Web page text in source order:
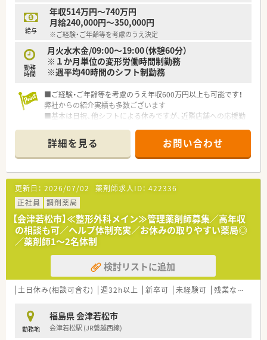
うことを大切にします。
給与
年収514万円～740万円
月給240,000円～350,000円
※ご経験・ご年齢等を考慮のうえ決定
勤務
時間
月火水木金/09:00～19:00（休憩60分）
※１か月単位の変形労働時間制勤務
※週平均40時間のシフト制勤務
■ご経験・ご年齢等を考慮のうえ年収600万円以上も可能です！
弊社からの紹介実績も多数ございます
■基本は日祝、他シフトによる休みですが、近隣店舗への応援勤
詳細を見る お問い合わせ
更新日： 2026/07/02 薬剤師求人ID： 422336
正社員
調剤薬局
【会津若松市】≪整形外科メイン≫管理薬剤師募集／高年収
の相談も可／ヘルプ体制充実／お休みの取りやすい薬局◎
／薬剤師1～2名体制
検討リストに追加
土日休み(相談可含む) 週32h以上 新卒可 未経験可 残業なし(ほぼなし含む)
勤務地
福島県 会津若松市
会津若松駅 (JR磐越西線)